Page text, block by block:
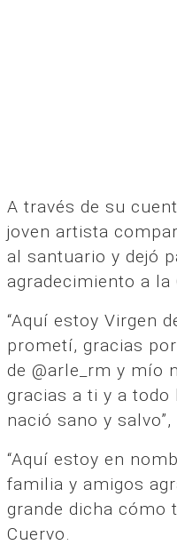
A través de su
joven artista
al santuario y dejó
agradecimiento a la
“Aquí estoy Virgen
prometí, gracias
de @arle_rm y mío
gracias a ti y a todo
nació sano y
“Aquí estoy en
familia y amigos
grande dicha cómo
Cuervo.